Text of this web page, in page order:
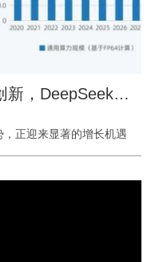
中国人工智能产业发展与创新，DeepSeek引领迈向新高度！
正迎来显著的增长机遇